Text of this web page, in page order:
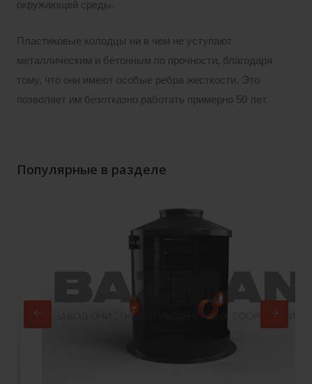
окружающей среды.
Пластиковые колодцы ни в чем не уступают
металлическим и бетонным по прочности, благодаря
тому, что они имеют особые ребра жесткости. Это
позволяет им безотказно работать примерно 50 лет.
Популярные в разделе